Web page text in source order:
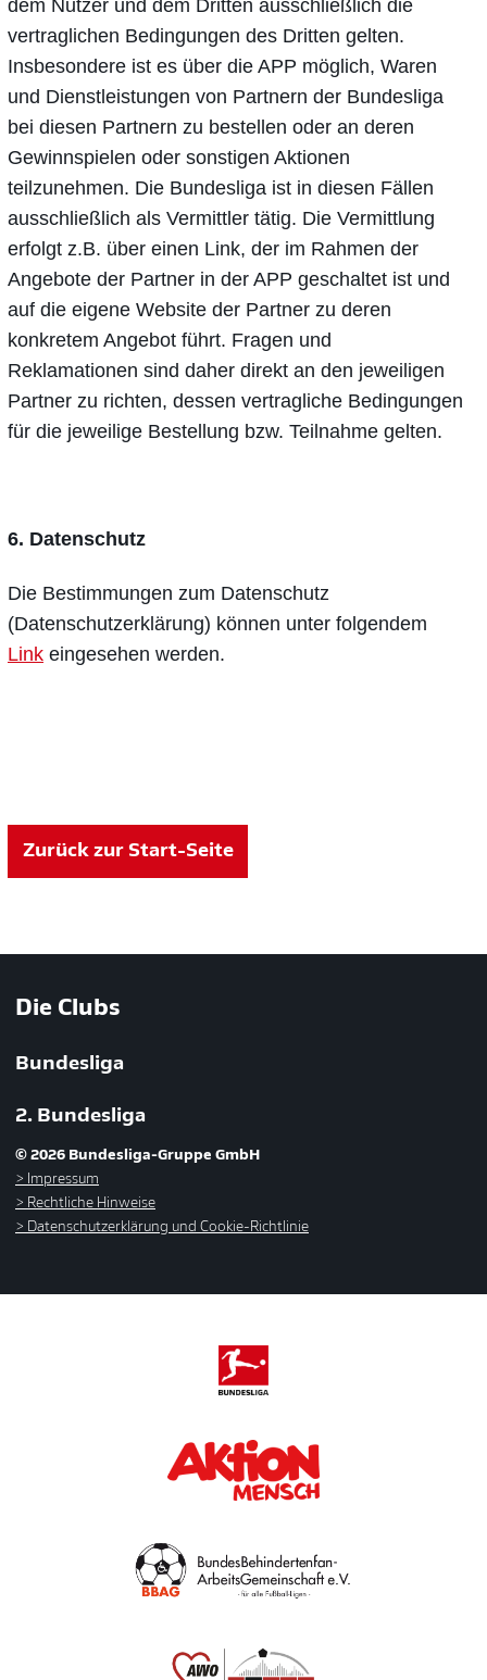
dem Nutzer und dem Dritten ausschließlich die
vertraglichen Bedingungen des Dritten gelten.
Insbesondere ist es über die APP möglich, Waren
und Dienstleistungen von Partnern der Bundesliga
bei diesen Partnern zu bestellen oder an deren
Gewinnspielen oder sonstigen Aktionen
teilzunehmen. Die Bundesliga ist in diesen Fällen
ausschließlich als Vermittler tätig. Die Vermittlung
erfolgt z.B. über einen Link, der im Rahmen der
Angebote der Partner in der APP geschaltet ist und
auf die eigene Website der Partner zu deren
konkretem Angebot führt. Fragen und
Reklamationen sind daher direkt an den jeweiligen
Partner zu richten, dessen vertragliche Bedingungen
für die jeweilige Bestellung bzw. Teilnahme gelten.
6. Datenschutz
Die Bestimmungen zum Datenschutz
(Datenschutzerklärung) können unter folgendem
Link eingesehen werden.
Zurück zur Start-Seite
Die Clubs
Bundesliga
2. Bundesliga
© 2026 Bundesliga-Gruppe GmbH
Impressum
Rechtliche Hinweise
Datenschutzerklärung und Cookie-Richtlinie